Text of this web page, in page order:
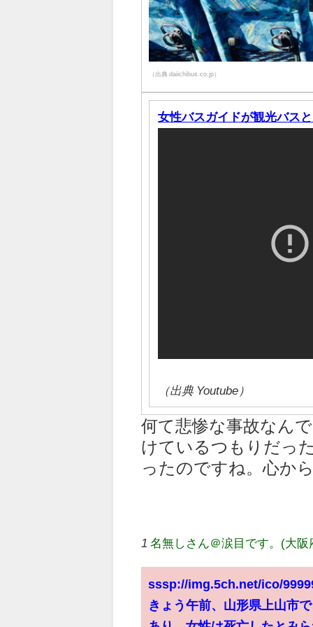
（出典 daiichibus.co.jp）
女性バスガイドが観光バス
（出典 Youtube）
何て悲惨な事故なん
けているつもりだっ
ったのですね。心か
1 名無しさん＠涙目です。(大
sssp://img.5ch.net/ico/
きょう午前、山形県上山市